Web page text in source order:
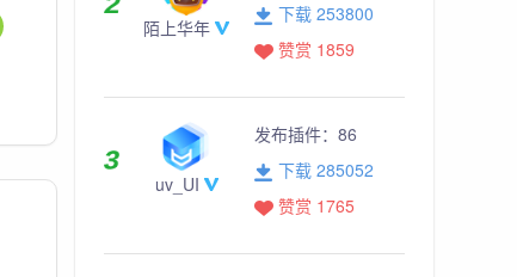
陌上华年
下载 253800
赞赏 1859
uv_UI
发布插件： 86
下载 285052
赞赏 1765